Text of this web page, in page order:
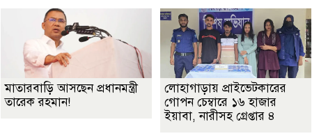
মাতারবাড়ি আসছেন প্রধানমন্ত্রী
তারেক রহমান!
লোহাগাড়ায় প্রাইভেটকারের
গোপন চেম্বারে ১৬ হাজার
ইয়াবা, নারীসহ গ্রেপ্তার ৪